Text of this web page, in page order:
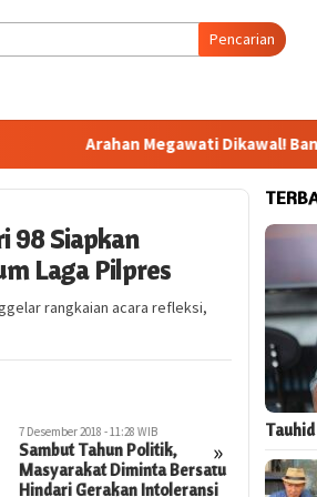
Pencarian
Arahan Megawati Dikawal! Bang Jali
98 Siapkan
Laga Pilpres
rangkaian acara refleksi,
»
27 November 2018 - 03:35 WIB
Reuni 212 Berbalut Politik,
Eks Pentolan 212 : Harusnya
Murni Silaturahim, Jangan
10
Pilpres,